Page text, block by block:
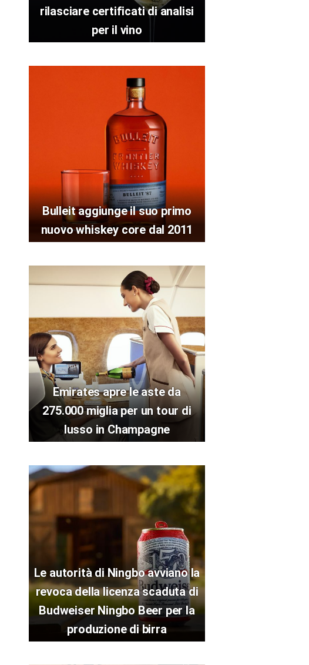
rilasciare certificati di analisi
per il vino
Bulleit aggiunge il suo primo
nuovo whiskey core dal 2011
Emirates apre le aste da
275.000 miglia per un tour di
lusso in Champagne
Le autorità di Ningbo avviano la
revoca della licenza scaduta di
Budweiser Ningbo Beer per la
produzione di birra